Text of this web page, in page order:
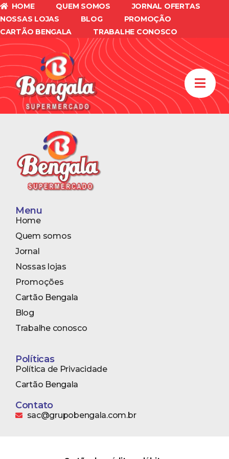
HOME QUEM SOMOS
JORNAL OFERTAS
NOSSAS LOJAS
BLOG
PROMOÇÃO
CARTÃO BENGALA
TRABALHE CONOSCO
document.cookie = 'nitroCachedPage=' +
(!window.NITROPACK_STATE ? '0' : '1') + '; path=/;
SameSite=Lax';
Menu
Home
Quem somos
Jornal
Nossas lojas
Promoções
Cartão Bengala
Blog
Trabalhe conosco
Políticas
Política de Privacidade
Cartão Bengala
Contato
sac@grupobengala.com.br